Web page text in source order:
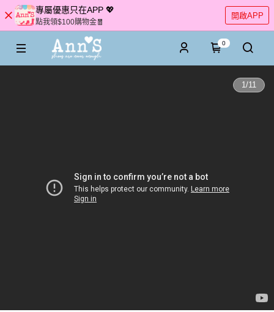
專屬優惠只在APP 💖
點我領$100購物金🧧
開啟APP
0
1/11